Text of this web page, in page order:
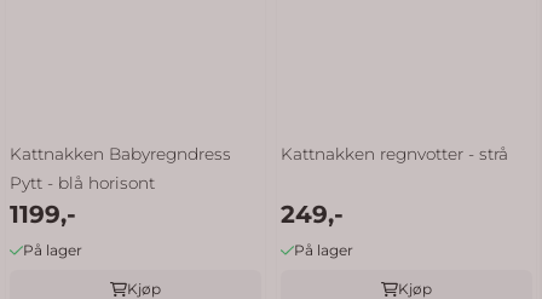
Kattnakken Babyregndress
Pytt - blå horisont
1199,-
På lager
Kjøp
Kattnakken regnvotter - strå
249,-
På lager
Kjøp